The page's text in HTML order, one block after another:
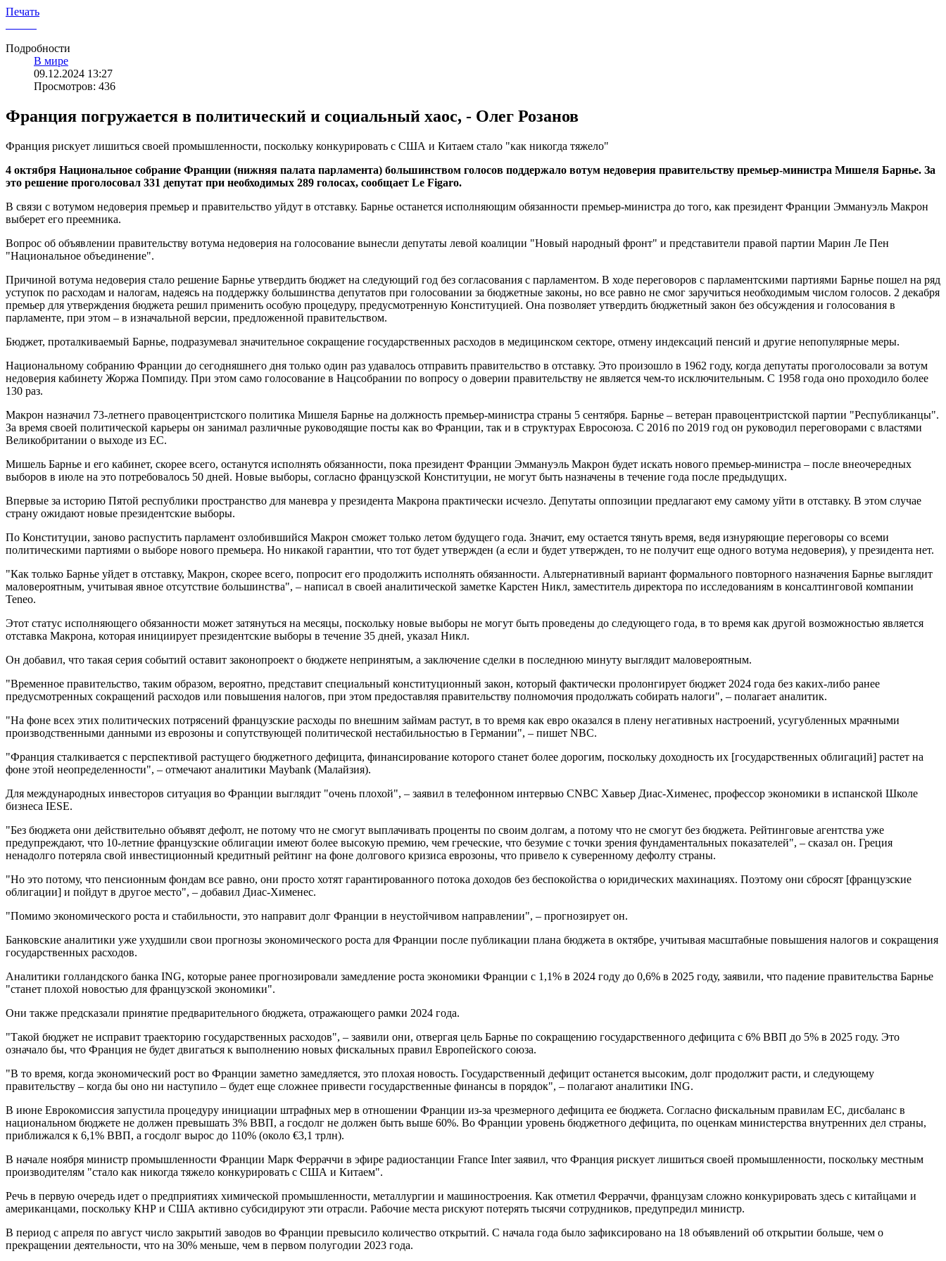
Печать
Подробности
В мире
09.12.2024 13:27
Просмотров: 436
Франция погружается в политический и социальный хаос, - Олег Розанов
Франция рискует лишиться своей промышленности, поскольку конкурировать с США и Китаем стало "как никогда тяжело"
4 октября Национальное собрание Франции (нижняя палата парламента) большинством голосов поддержало вотум недоверия правительству премьер-министра Мишеля Барнье. За
это решение проголосовал 331 депутат при необходимых 289 голосах, сообщает Le Figaro.
В связи с вотумом недоверия премьер и правительство уйдут в отставку. Барнье останется исполняющим обязанности премьер-министра до того, как президент Франции Эммануэль Макрон
выберет его преемника.
Вопрос об объявлении правительству вотума недоверия на голосование вынесли депутаты левой коалиции "Новый народный фронт" и представители правой партии Марин Ле Пен
"Национальное объединение".
Причиной вотума недоверия стало решение Барнье утвердить бюджет на следующий год без согласования с парламентом. В ходе переговоров с парламентскими партиями Барнье пошел на ряд
уступок по расходам и налогам, надеясь на поддержку большинства депутатов при голосовании за бюджетные законы, но все равно не смог заручиться необходимым числом голосов. 2 декабря
премьер для утверждения бюджета решил применить особую процедуру, предусмотренную Конституцией. Она позволяет утвердить бюджетный закон без обсуждения и голосования в
парламенте, при этом – в изначальной версии, предложенной правительством.
Бюджет, проталкиваемый Барнье, подразумевал значительное сокращение государственных расходов в медицинском секторе, отмену индексаций пенсий и другие непопулярные меры.
Национальному собранию Франции до сегодняшнего дня только один раз удавалось отправить правительство в отставку. Это произошло в 1962 году, когда депутаты проголосовали за вотум
недоверия кабинету Жоржа Помпиду. При этом само голосование в Нацсобрании по вопросу о доверии правительству не является чем-то исключительным. С 1958 года оно проходило более
130 раз.
Макрон назначил 73-летнего правоцентристского политика Мишеля Барнье на должность премьер-министра страны 5 сентября. Барнье – ветеран правоцентристской партии "Республиканцы".
За время своей политической карьеры он занимал различные руководящие посты как во Франции, так и в структурах Евросоюза. С 2016 по 2019 год он руководил переговорами с властями
Великобритании о выходе из ЕС.
Мишель Барнье и его кабинет, скорее всего, останутся исполнять обязанности, пока президент Франции Эммануэль Макрон будет искать нового премьер-министра – после внеочередных
выборов в июле на это потребовалось 50 дней. Новые выборы, согласно французской Конституции, не могут быть назначены в течение года после предыдущих.
Впервые за историю Пятой республики пространство для маневра у президента Макрона практически исчезло. Депутаты оппозиции предлагают ему самому уйти в отставку. В этом случае
страну ожидают новые президентские выборы.
По Конституции, заново распустить парламент озлобившийся Макрон сможет только летом будущего года. Значит, ему остается тянуть время, ведя изнуряющие переговоры со всеми
политическими партиями о выборе нового премьера. Но никакой гарантии, что тот будет утвержден (а если и будет утвержден, то не получит еще одного вотума недоверия), у президента нет.
"Как только Барнье уйдет в отставку, Макрон, скорее всего, попросит его продолжить исполнять обязанности. Альтернативный вариант формального повторного назначения Барнье выглядит
маловероятным, учитывая явное отсутствие большинства", – написал в своей аналитической заметке Карстен Никл, заместитель директора по исследованиям в консалтинговой компании
Teneo.
Этот статус исполняющего обязанности может затянуться на месяцы, поскольку новые выборы не могут быть проведены до следующего года, в то время как другой возможностью является
отставка Макрона, которая инициирует президентские выборы в течение 35 дней, указал Никл.
Он добавил, что такая серия событий оставит законопроект о бюджете непринятым, а заключение сделки в последнюю минуту выглядит маловероятным.
"Временное правительство, таким образом, вероятно, представит специальный конституционный закон, который фактически пролонгирует бюджет 2024 года без каких-либо ранее
предусмотренных сокращений расходов или повышения налогов, при этом предоставляя правительству полномочия продолжать собирать налоги", – полагает аналитик.
"На фоне всех этих политических потрясений французские расходы по внешним займам растут, в то время как евро оказался в плену негативных настроений, усугубленных мрачными
производственными данными из еврозоны и сопутствующей политической нестабильностью в Германии", – пишет NBC.
"Франция сталкивается с перспективой растущего бюджетного дефицита, финансирование которого станет более дорогим, поскольку доходность их [государственных облигаций] растет на
фоне этой неопределенности", – отмечают аналитики Maybank (Малайзия).
Для международных инвесторов ситуация во Франции выглядит "очень плохой", – заявил в телефонном интервью CNBC Хавьер Диас-Хименес, профессор экономики в испанской Школе
бизнеса IESE.
"Без бюджета они действительно объявят дефолт, не потому что не смогут выплачивать проценты по своим долгам, а потому что не смогут без бюджета. Рейтинговые агентства уже
предупреждают, что 10-летние французские облигации имеют более высокую премию, чем греческие, что безумие с точки зрения фундаментальных показателей", – сказал он. Греция
ненадолго потеряла свой инвестиционный кредитный рейтинг на фоне долгового кризиса еврозоны, что привело к суверенному дефолту страны.
"Но это потому, что пенсионным фондам все равно, они просто хотят гарантированного потока доходов без беспокойства о юридических махинациях. Поэтому они сбросят [французские
облигации] и пойдут в другое место", – добавил Диас-Хименес.
"Помимо экономического роста и стабильности, это направит долг Франции в неустойчивом направлении", – прогнозирует он.
Банковские аналитики уже ухудшили свои прогнозы экономического роста для Франции после публикации плана бюджета в октябре, учитывая масштабные повышения налогов и сокращения
государственных расходов.
Аналитики голландского банка ING, которые ранее прогнозировали замедление роста экономики Франции с 1,1% в 2024 году до 0,6% в 2025 году, заявили, что падение правительства Барнье
"станет плохой новостью для французской экономики".
Они также предсказали принятие предварительного бюджета, отражающего рамки 2024 года.
"Такой бюджет не исправит траекторию государственных расходов", – заявили они, отвергая цель Барнье по сокращению государственного дефицита с 6% ВВП до 5% в 2025 году. Это
означало бы, что Франция не будет двигаться к выполнению новых фискальных правил Европейского союза.
"В то время, когда экономический рост во Франции заметно замедляется, это плохая новость. Государственный дефицит останется высоким, долг продолжит расти, и следующему
правительству – когда бы оно ни наступило – будет еще сложнее привести государственные финансы в порядок", – полагают аналитики ING.
В июне Еврокомиссия запустила процедуру инициации штрафных мер в отношении Франции из-за чрезмерного дефицита ее бюджета. Согласно фискальным правилам ЕС, дисбаланс в
национальном бюджете не должен превышать 3% ВВП, а госдолг не должен быть выше 60%. Во Франции уровень бюджетного дефицита, по оценкам министерства внутренних дел страны,
приближался к 6,1% ВВП, а госдолг вырос до 110% (около €3,1 трлн).
В начале ноября министр промышленности Франции Марк Ферраччи в эфире радиостанции France Inter заявил, что Франция рискует лишиться своей промышленности, поскольку местным
производителям "стало как никогда тяжело конкурировать с США и Китаем".
Речь в первую очередь идет о предприятиях химической промышленности, металлургии и машиностроения. Как отметил Ферраччи, французам сложно конкурировать здесь с китайцами и
американцами, поскольку КНР и США активно субсидируют эти отрасли. Рабочие места рискуют потерять тысячи сотрудников, предупредил министр.
В период с апреля по август число закрытий заводов во Франции превысило количество открытий. С начала года было зафиксировано на 18 объявлений об открытии больше, чем о
прекращении деятельности, что на 30% меньше, чем в первом полугодии 2023 года.